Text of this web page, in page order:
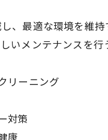
、最適な環境を維
いメンテナンスを
リーニング
対策
康